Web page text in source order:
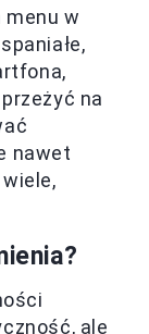
w
na
nawet
ale